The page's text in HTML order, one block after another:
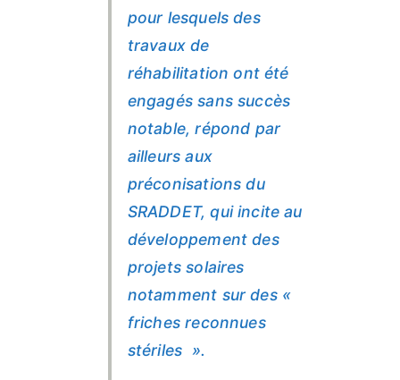
pour lesquels des
travaux de
réhabilitation ont été
engagés sans succès
notable, répond par
ailleurs aux
préconisations du
SRADDET, qui incite au
développement des
projets solaires
notamment sur des «
friches reconnues
stériles ».